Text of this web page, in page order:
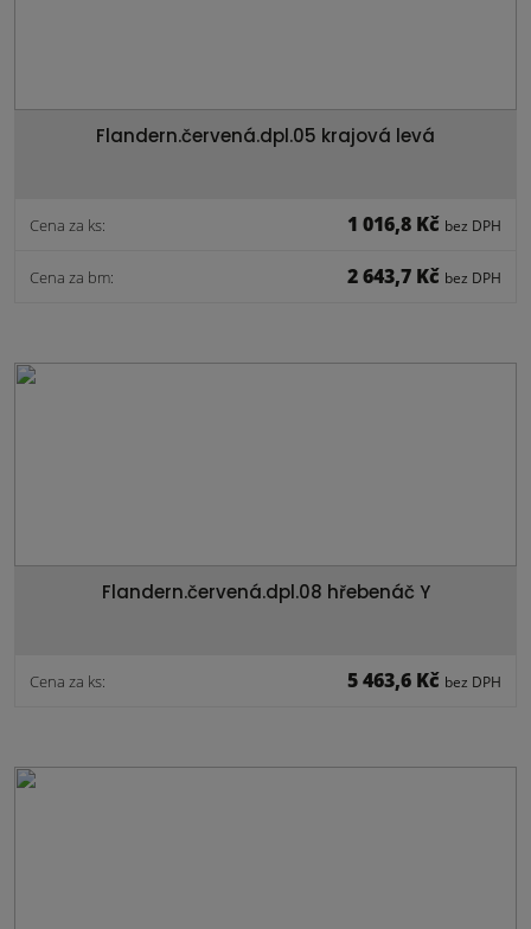
Flandern.červená.dpl.05 krajová levá
Cena za ks: 1 016,8 Kč bez DPH
Cena za bm: 2 643,7 Kč bez DPH
Flandern.červená.dpl.08 hřebenáč Y
Cena za ks: 5 463,6 Kč bez DPH